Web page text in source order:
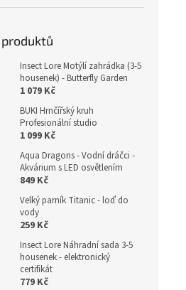
produktů
Insect Lore Motýlí zahrádka (3-5
housenek) - Butterfly Garden
1 079 Kč
BUKI Hrnčířský kruh
Profesionální studio
1 099 Kč
Aqua Dragons - Vodní dráčci -
Akvárium s LED osvětlením
849 Kč
Velký parník Titanic - loď do
vody
259 Kč
Insect Lore Náhradní sada 3-5
housenek - elektronický
certifikát
779 Kč